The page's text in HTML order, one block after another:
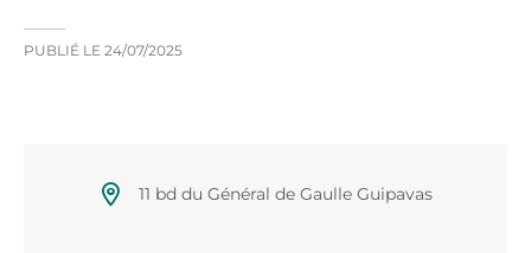
PUBLIÉ LE 24/07/2025
11 bd du Général de Gaulle Guipavas